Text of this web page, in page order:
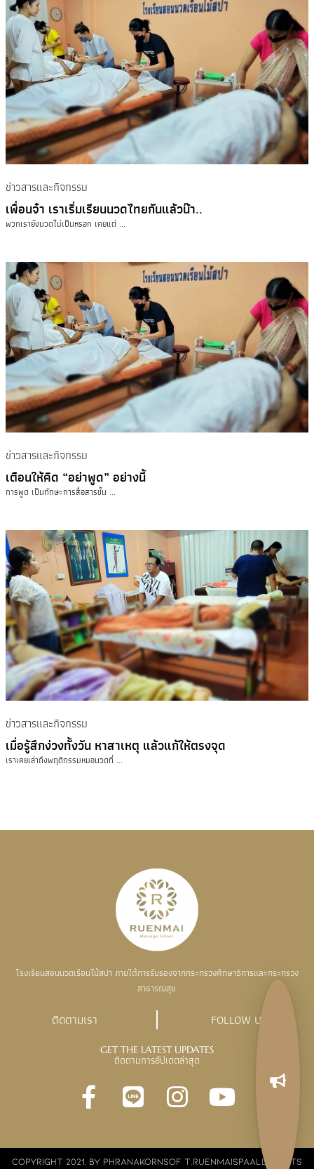
ข่าวสารและกิจกรรม
เพื่อนจ๋า เราเริ่มเรียนนวดไทยกันแล้วน๊า..
พวกเรายังนวดไม่เป็นหรอก เคยแต่ ...
ข่าวสารและกิจกรรม
เตือนให้คิด “อย่าพูด” อย่างนี้
การพูด เป็นทักษะการสื่อสารขั้น ...
ข่าวสารและกิจกรรม
เมื่อรู้สึกง่วงทั้งวัน หาสาเหตุ แล้วแก้ให้ตรงจุด
เราเคยเล่าถึงพฤติกรรมหมอนวดที่ ...
โรงเรียนสอนนวดเรือนไม้สปา ภายใต้การรับรองจากกระทรวงศึกษาธิการและกระทรวง
สาธารณสุข
ติดตามเรา FOLLOW US
GET THE LATEST UPDATES
ติดตามการอัปเดตล่าสุด
COPYRIGHT 2021. BY PHRANAKORNSOF T,RUENMAISPAALL RIGHTS